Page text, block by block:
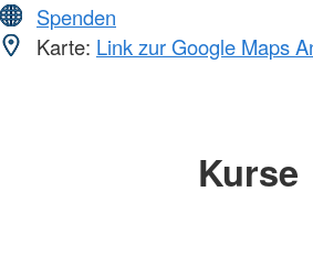
Spenden
Karte: Link zur Google Maps
Kurse